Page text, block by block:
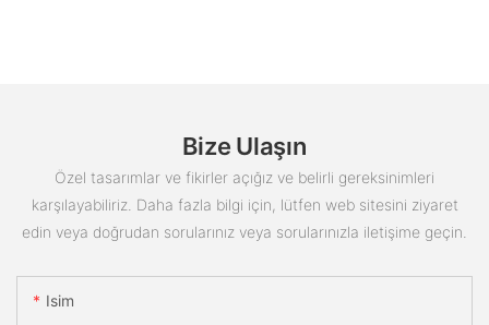
Bize Ulaşın
Özel tasarımlar ve fikirler açığız ve belirli gereksinimleri
karşılayabiliriz. Daha fazla bilgi için, lütfen web sitesini ziyaret
edin veya doğrudan sorularınız veya sorularınızla iletişime geçin.
Isim